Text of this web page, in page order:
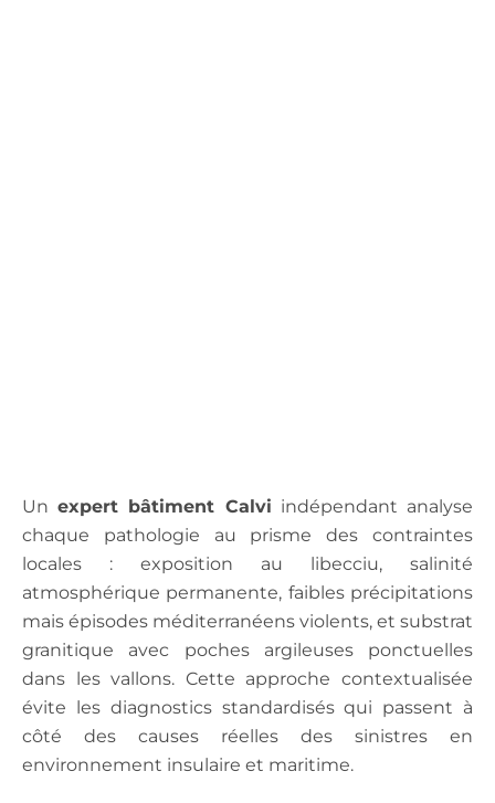
Unexpert bâtiment Calvi indépendant analyse
chaque pathologie au prisme des contraintes
locales : exposition au libecciu, salinité
atmosphérique permanente, faibles précipitations
mais épisodes méditerranéens violents, et substrat
granitique avec poches argileuses ponctuelles
dans les vallons. Cette approche contextualisée
évite les diagnostics standardisés qui passent à
côté des causes réelles des sinistres en
environnement insulaire et maritime.